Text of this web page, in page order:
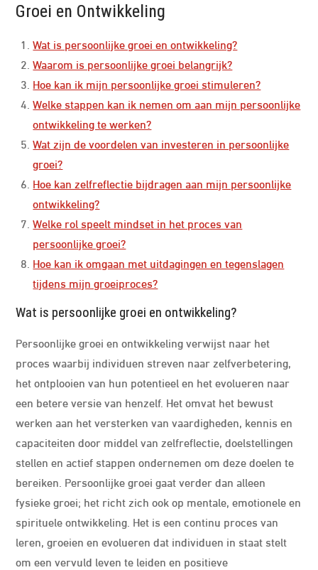
Groei en Ontwikkeling
Wat is persoonlijke groei en ontwikkeling?
Waarom is persoonlijke groei belangrijk?
Hoe kan ik mijn persoonlijke groei stimuleren?
Welke stappen kan ik nemen om aan mijn persoonlijke
ontwikkeling te werken?
Wat zijn de voordelen van investeren in persoonlijke
groei?
Hoe kan zelfreflectie bijdragen aan mijn persoonlijke
ontwikkeling?
Welke rol speelt mindset in het proces van
persoonlijke groei?
Hoe kan ik omgaan met uitdagingen en tegenslagen
tijdens mijn groeiproces?
Wat is persoonlijke groei en ontwikkeling?
Persoonlijke groei en ontwikkeling verwijst naar het
proces waarbij individuen streven naar zelfverbetering,
het ontplooien van hun potentieel en het evolueren naar
een betere versie van henzelf. Het omvat het bewust
werken aan het versterken van vaardigheden, kennis en
capaciteiten door middel van zelfreflectie, doelstellingen
stellen en actief stappen ondernemen om deze doelen te
bereiken. Persoonlijke groei gaat verder dan alleen
fysieke groei; het richt zich ook op mentale, emotionele en
spirituele ontwikkeling. Het is een continu proces van
leren, groeien en evolueren dat individuen in staat stelt
om een vervuld leven te leiden en positieve